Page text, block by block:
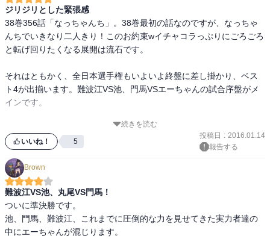
ジリジリとした緊張感
38巻356話「なっちゃんち」。38巻最初の話なのですが、なっちゃ
んちでいきなり二人きり！このお約束wイチャコラっぷりにごろごろ
と転げ回りたくなる展開は流石です。
それはともかく、全日本選手権もいよいよ終盤に差し掛かり、ベス
ト4が出揃います。難波江VS池、門馬VSエーちゃんの試合序盤がメ
インです。
やはりこの作者の緊張感の表現とそこに至るまでの過程の構成は本
当に上手いと思います。まだまだ試合の序盤ですが、先の展開を否
それにしても内容は濃いのに「えっもう終わり？」という感じで続
きをすぐ読みたくなって困ります。
続きを読む
いいね！ 5
投稿日 : 2016.01.14
報告する
Brown
難波江VS池、丸尾VS門馬！
ついに準決勝です。
池、門馬、難波江、これまでに圧倒的な力を見せてきた実力者達の
中にエーちゃんが混じります。